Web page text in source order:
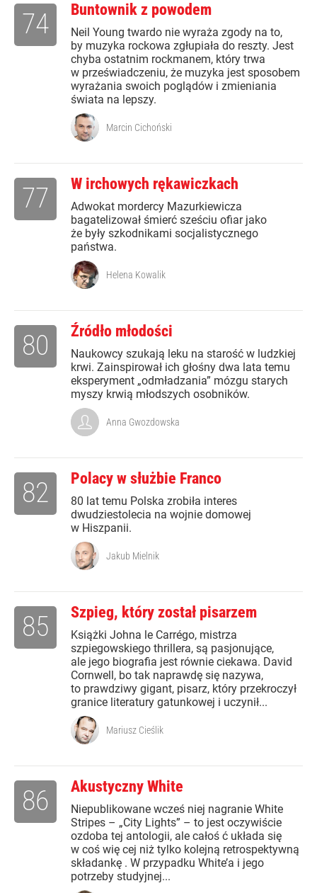
Buntownik z powodem
Neil Young twardo nie wyraża zgody na to,
by muzyka rockowa zgłupiała do reszty. Jest
chyba ostatnim rockmanem, który trwa
w przeświadczeniu, że muzyka jest sposobem
wyrażania swoich poglądów i zmieniania
świata na lepszy.
74
Marcin Cichoński
W irchowych rękawiczkach
Adwokat mordercy Mazurkiewicza
bagatelizował śmierć sześciu ofiar jako
że były szkodnikami socjalistycznego
państwa.
77
Helena Kowalik
Źródło młodości
Naukowcy szukają leku na starość w ludzkiej
krwi. Zainspirował ich głośny dwa lata temu
eksperyment „odmładzania” mózgu starych
myszy krwią młodszych osobników.
80
Anna Gwozdowska
Polacy w służbie Franco
80 lat temu Polska zrobiła interes
dwudziestolecia na wojnie domowej
w Hiszpanii.
82
Jakub Mielnik
Szpieg, który został pisarzem
Książki Johna le Carrégo, mistrza
szpiegowskiego thrillera, są pasjonujące,
ale jego biografia jest równie ciekawa. David
Cornwell, bo tak naprawdę się nazywa,
to prawdziwy gigant, pisarz, który przekroczył
granice literatury gatunkowej i uczynił...
85
Mariusz Cieślik
Akustyczny White
Niepublikowane wcześ niej nagranie White
Stripes – „City Lights” – to jest oczywiście
ozdoba tej antologii, ale całoś ć układa się
w coś wię cej niż tylko kolejną retrospektywną
składankę . W przypadku White’a i jego
potrzeby studyjnej...
86